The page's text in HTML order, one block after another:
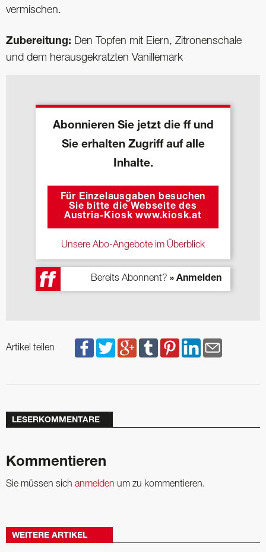
vermischen.
Zubereitung:
Den Topfen mit Eiern, Zitronenschale
und dem herausgekratzten Vanillemark
Abonnieren Sie jetzt die ff und
Sie erhalten Zugriff auf alle
Inhalte.
Für Einzelausgaben besuchen
Sie bitte die Webseite des
Austria-Kiosk www.kiosk.at
Unsere Abo-Angebote im Überblick
Bereits Abonnent? » Anmelden
Artikel teilen
LESERKOMMENTARE
Kommentieren
Sie müssen sich anmelden um zu kommentieren.
WEITERE ARTIKEL